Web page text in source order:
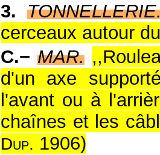
3.
cerceaux autour
C.− MAR.
d'un axe
l'avant ou à
chaînes et les
Dup. 1906)